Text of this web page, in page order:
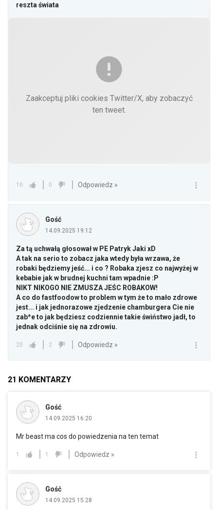
reszta świata
Zaakceptuj pliki cookies Twitter/X, aby zobaczyć
ten tweet.
10 0 Odpowiedz »
Gość
14.09.2025 19:12
Za tą uchwałą głosował w PE Patryk Jaki xD
A tak na serio to zobacz jaka wtedy była wrzawa, że
robaki będziemy jeść... i co ? Robaka zjesz co najwyżej w
kebabie jak w brudnej kuchni tam wpadnie :P
NIKT NIKOGO NIE ZMUSZA JEŚC ROBAKOW!
A co do fastfoodow to problem w tym że to mało zdrowe
jest... i jak jednorazowe zjedzenie chamburgera Cie nie
zab*e to jak będziesz codziennie takie świństwo jadł, to
jednak odciśnie się na zdrowiu.
20 2 Odpowiedz »
21 KOMENTARZY
Gość
14.09.2025 16:20
Mr beast ma cos do powiedzenia na ten temat
1 1 Odpowiedz »
Gość
14.09.2025 15:28